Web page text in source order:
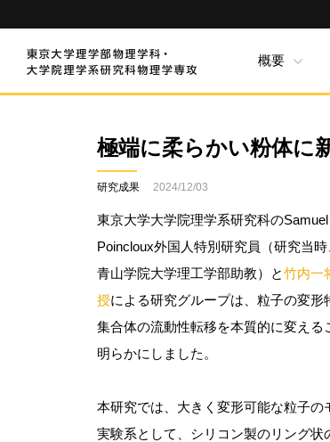
概要
極端に柔らかい粉体に
研究成果 2024/12/03
東京大学大学院理学系研究科のSamuel
Poincloux外国人特別研究員（研究当時
青山学院大学理工学部助教）と竹内一
授による研究グループは、粒子の変形
集合体の流動性転移を本質的に変える
明らかにしました。
本研究では、大きく変形可能な粒子の
実験系として、シリコン製のリング